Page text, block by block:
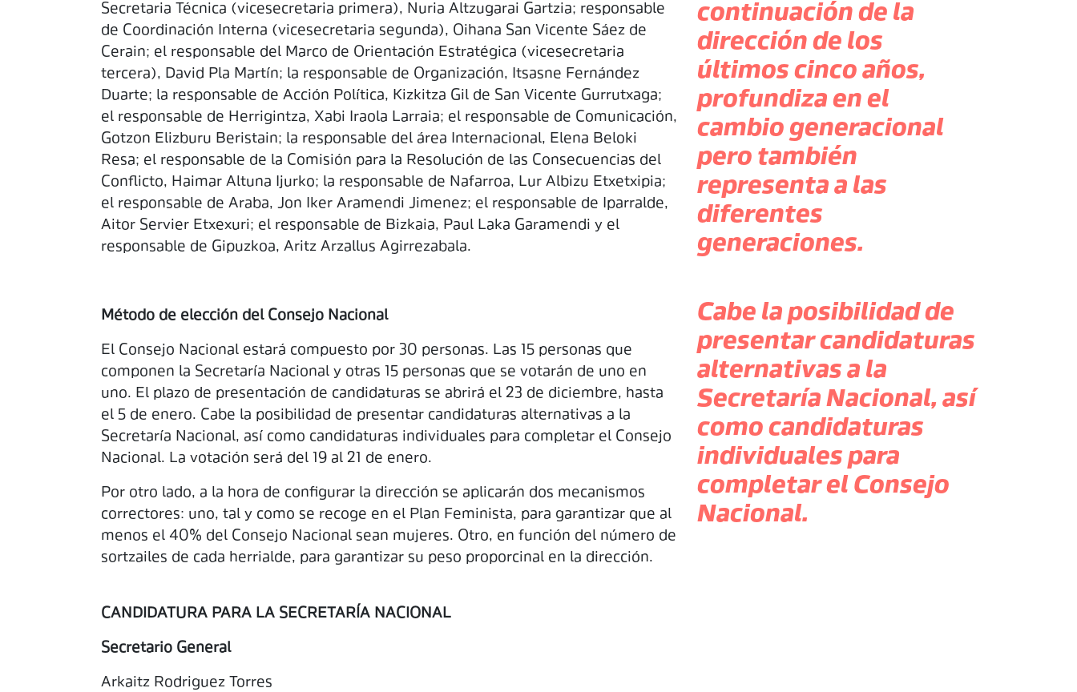
Secretaria Técnica (vicesecretaria primera), Nuria Altzugarai Gartzia; responsable
de Coordinación Interna (vicesecretaria segunda), Oihana San Vicente Sáez de
Cerain; el responsable del Marco de Orientación Estratégica (vicesecretaria
tercera), David Pla Martín; la responsable de Organización, Itsasne Fernández
Duarte; la responsable de Acción Política, Kizkitza Gil de San Vicente Gurrutxaga;
el responsable de Herrigintza, Xabi Iraola Larraia; el responsable de Comunicación,
Gotzon Elizburu Beristain; la responsable del área Internacional, Elena Beloki
Resa; el responsable de la Comisión para la Resolución de las Consecuencias del
Conflicto, Haimar Altuna Ijurko; la responsable de Nafarroa, Lur Albizu Etxetxipia;
el responsable de Araba, Jon Iker Aramendi Jimenez; el responsable de Iparralde,
Aitor Servier Etxexuri; el responsable de Bizkaia, Paul Laka Garamendi y el
responsable de Gipuzkoa, Aritz Arzallus Agirrezabala.
Método de elección del Consejo Nacional
El Consejo Nacional estará compuesto por 30 personas. Las 15 personas que
componen la Secretaría Nacional y otras 15 personas que se votarán de uno en
uno. El plazo de presentación de candidaturas se abrirá el 23 de diciembre, hasta
el 5 de enero. Cabe la posibilidad de presentar candidaturas alternativas a la
Secretaría Nacional, así como candidaturas individuales para completar el Consejo
Nacional. La votación será del 19 al 21 de enero.
Por otro lado, a la hora de configurar la dirección se aplicarán dos mecanismos
correctores: uno, tal y como se recoge en el Plan Feminista, para garantizar que al
menos el 40% del Consejo Nacional sean mujeres. Otro, en función del número de
sortzailes de cada herrialde, para garantizar su peso proporcinal en la dirección.
CANDIDATURA PARA LA SECRETARÍA NACIONAL
Secretario General
Arkaitz Rodriguez Torres
continuación de la
dirección de los
últimos cinco años,
profundiza en el
cambio generacional
pero también
representa a las
diferentes
generaciones.
Cabe la posibilidad de
presentar candidaturas
alternativas a la
Secretaría Nacional, así
como candidaturas
individuales para
completar el Consejo
Nacional.